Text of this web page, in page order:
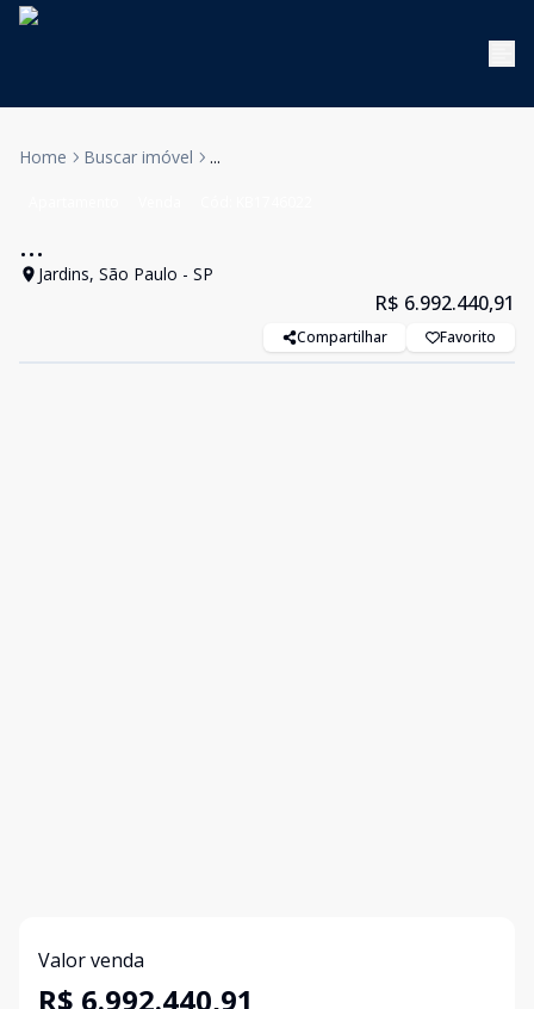
Home Buscar imóvel ...
...
Jardins, São Paulo - SP
R$ 6.992.440,91
Compartilhar Favorito
Valor venda
R$ 6.992.440,91